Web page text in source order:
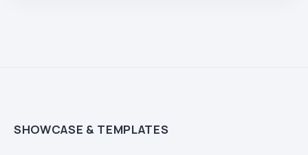
SHOWCASE & TEMPLATES